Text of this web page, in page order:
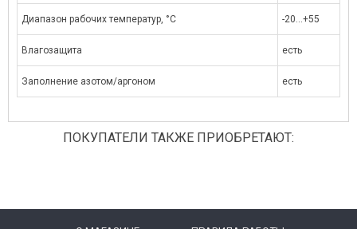
Диапазон рабочих температур, °C -20...+55
Влагозащита есть
Заполнение азотом/аргоном есть
ПОКУПАТЕЛИ ТАКЖЕ ПРИОБРЕТАЮТ: